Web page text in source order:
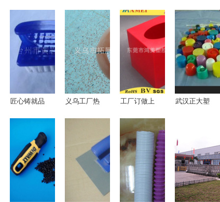
匠心铸就品
黄岩亿豪塑
胶制品厂塑
胶制品探访
义乌工厂热
与充气广告
球的商业价
值与定制优
工厂订做上
纸巾盒 定
制品质与设
计之美
武汉正大塑
品质铸就企
业优势